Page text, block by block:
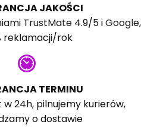
JAKOŚCI
TrustMate4.9/5 iGoogle,
reklamacji/rok
TERMINU
24h, pilnujemy kurierów,
o dostawie